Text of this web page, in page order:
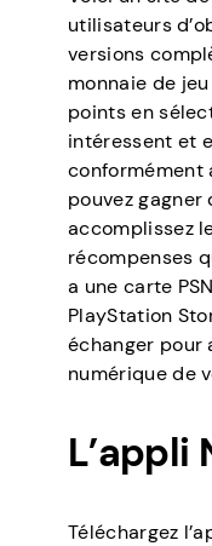
utilisateurs
versions
monnaie de
points en
intéressent et
conformément
pouvez gagner
accomplissez
récompenses
a une carte
PlayStation
échanger pour
numérique de
L’appli
Téléchargez